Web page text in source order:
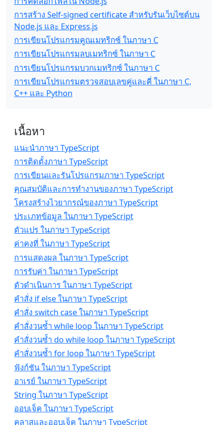
การสร้าง Self-signed certificate สำหรับรันเว็บไซต์บน
Node.js และ Express.js
การเขียนโปรแกรมคูณเมทริกซ์ ในภาษา C
การเขียนโปรแกรมลบเมทริกซ์ ในภาษา C
การเขียนโปรแกรมบวกเมทริกซ์ ในภาษา C
การเขียนโปรแกรมตรวจสอบเลขคู่และคี่ ในภาษา C,
C++ และ Python
เนื้อหา
แนะนำภาษา TypeScript
การติดตั้งภาษา TypeScript
การเขียนและรันโปรแกรมภาษา TypeScript
คุณสมบัติและการทำงานของภาษา TypeScript
โครงสร้างไวยากรณ์ของภาษา TypeScript
ประเภทข้อมูล ในภาษา TypeScript
ตัวแปร ในภาษา TypeScript
ค่าคงที่ ในภาษา TypeScript
การแสดงผล ในภาษา TypeScript
การรับค่า ในภาษา TypeScript
ตัวดำเนินการ ในภาษา TypeScript
คำสั่ง if else ในภาษา TypeScript
คำสั่ง switch case ในภาษา TypeScript
คำสั่งวนซ้ำ while loop ในภาษา TypeScript
คำสั่งวนซ้ำ do while loop ในภาษา TypeScript
คำสั่งวนซ้ำ for loop ในภาษา TypeScript
ฟังก์ชัน ในภาษา TypeScript
อาเรย์ ในภาษา TypeScript
String ในภาษา TypeScript
ออบเจ็ค ในภาษา TypeScript
คลาสและออบเจ็ค ในภาษา TypeScript